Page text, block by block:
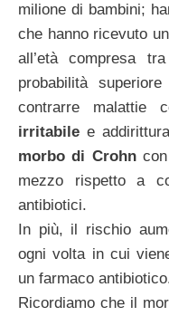
milione di bambini;
che hanno ricevuto
all’età compresa
probabilità
contrarre malattie
irritabile e
morbo di Crohncon
mezzo rispetto a
antibiotici.
In più, il rischio
ogni volta in cui
un farmaco
Ricordiamo che il